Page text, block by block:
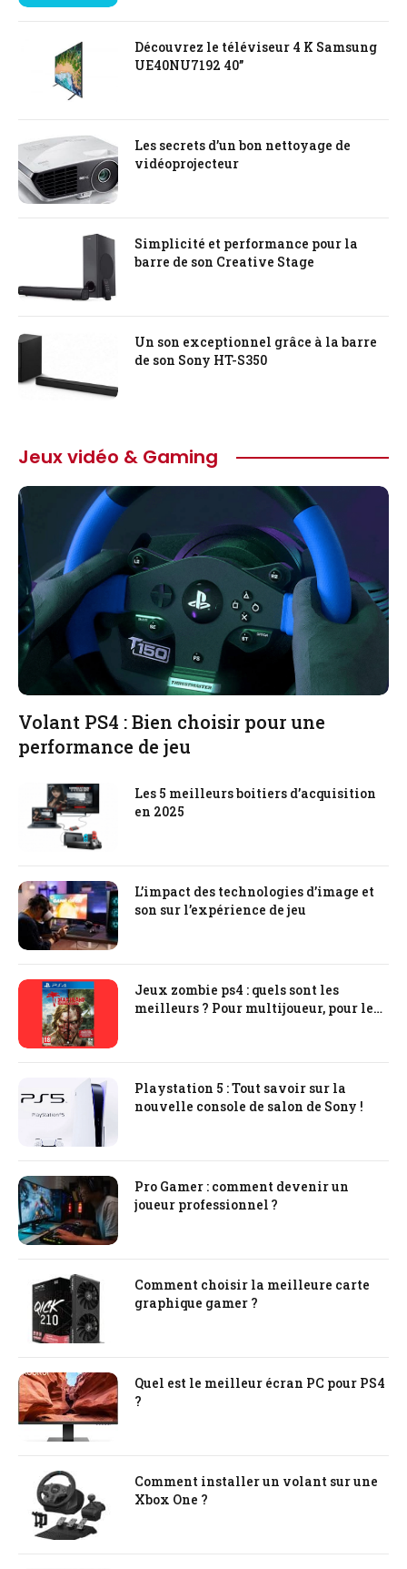
Découvrez le téléviseur 4 K Samsung
UE40NU7192 40’’
Les secrets d’un bon nettoyage de
vidéoprojecteur
Simplicité et performance pour la
barre de son Creative Stage
Un son exceptionnel grâce à la barre
de son Sony HT-S350
Jeux vidéo & Gaming
Volant PS4 : Bien choisir pour une
performance de jeu
Les 5 meilleurs boitiers d’acquisition
en 2025
L’impact des technologies d’image et
son sur l’expérience de jeu
Jeux zombie ps4 : quels sont les
meilleurs ? Pour multijoueur, pour le
Playstation 5 : Tout savoir sur la
nouvelle console de salon de Sony !
Pro Gamer : comment devenir un
joueur professionnel ?
Comment choisir la meilleure carte
graphique gamer ?
Quel est le meilleur écran PC pour PS4
?
Comment installer un volant sur une
Xbox One ?